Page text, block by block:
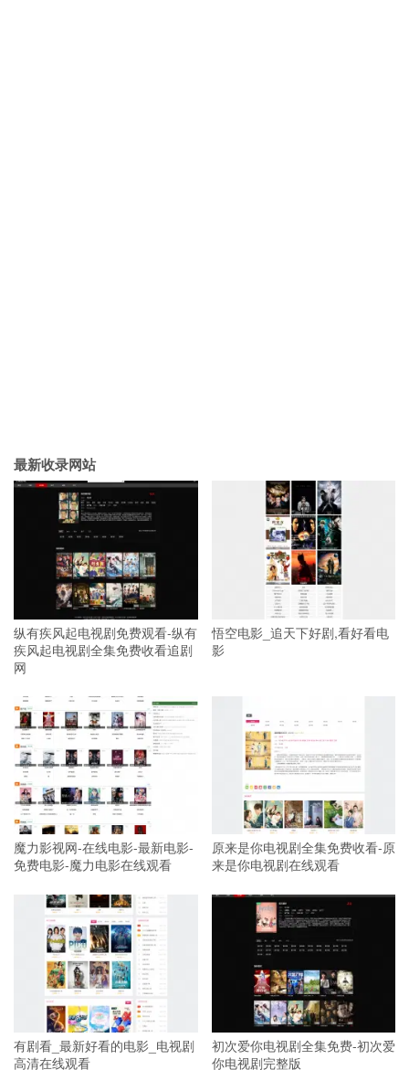
最新收录网站
纵有疾风起电视剧免费观看-纵有
疾风起电视剧全集免费收看追剧
网
悟空电影_追天下好剧,看好看电
影
魔力影视网-在线电影-最新电影-
免费电影-魔力电影在线观看
原来是你电视剧全集免费收看-原
来是你电视剧在线观看
有剧看_最新好看的电影_电视剧
高清在线观看
初次爱你电视剧全集免费-初次爱
你电视剧完整版